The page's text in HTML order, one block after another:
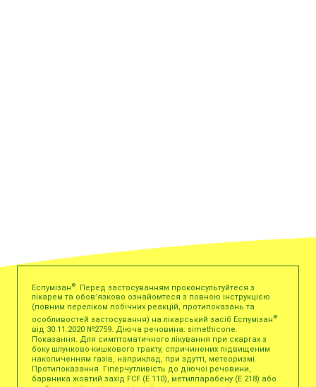
Еспумізан ®
. Перед застосуванням проконсультуйтеся з
лікарем та обов’язково ознайомтеся з повною інструкцією
(повним переліком побічних реакцій, протипоказань та
особливостей застосування) на лікарський засіб Еспумізан ®
від 30.11.2020 №2759. Діюча речовина: simethicone.
Показання. Для симптоматичного лікування при скаргах з
боку шлунково-кишкового тракту, спричинених підвищеним
накопиченням газів, наприклад, при здутті, метеоризмі.
Протипоказання. Гіперчутливість до діючої речовини,
барвника жовтий захід FCF (Е 110), метилпарабену (Е 218) або